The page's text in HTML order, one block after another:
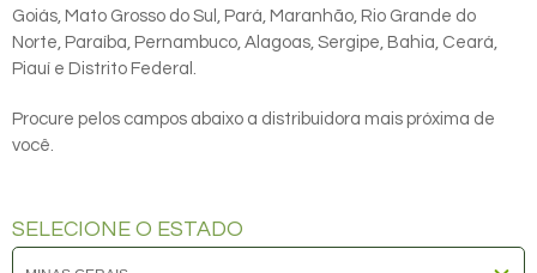
Goiás, Mato Grosso do Sul, Pará, Maranhão, Rio Grande do
Norte, Paraíba, Pernambuco, Alagoas, Sergipe, Bahia, Ceará,
Piauí e Distrito Federal.
Procure pelos campos abaixo a distribuidora mais próxima de
você.
SELECIONE O ESTADO